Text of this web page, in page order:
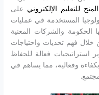
للتعليم الإلكتروني على
المستخدمة في عمليات
الحكومة والشركات المعنية
خلال فهم تحديات واحتياجات
فعالة للحفاظ
وفعالية، مما يساهم في